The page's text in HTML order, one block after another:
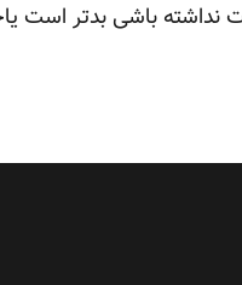
نداشته باشی بدتر است